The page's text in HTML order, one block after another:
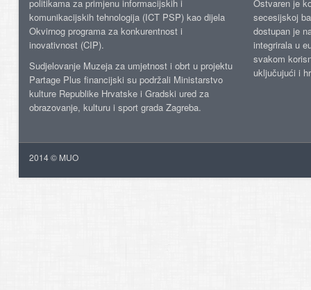
politikama za primjenu informacijskih i
komunikacijskih tehnologija (ICT PSP) kao dijela
Okvirnog programa za konkurentnost i
inovativnost (CIP).
Sudjelovanje Muzeja za umjetnost i obrt u projektu
Partage Plus financijski su podržali Ministarstvo
kulture Republike Hrvatske i Gradski ured za
obrazovanje, kulturu i sport grada Zagreba.
Ostvaren je
secesijskoj
dostupan je
integrirala u
svakom
uključujući i
2014 © MUO